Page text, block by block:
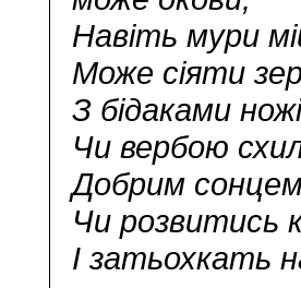
Навіть мури
Може сіяти
З бідаками
Чи вербою
Добрим
Чи розвитись
І затьохкать